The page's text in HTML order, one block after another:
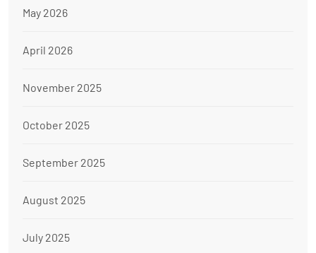
May 2026
April 2026
November 2025
October 2025
September 2025
August 2025
July 2025